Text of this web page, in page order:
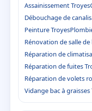
Assainissement Troyes
Débouchage de
Peinture Troyes
Rénovation de salle de
Réparation de
Réparation de fuites
Réparation de volets
Vidange bac à graisses